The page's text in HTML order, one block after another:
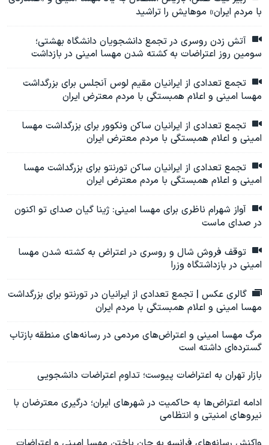
با مردم ایران» موهایش را تراشید
آتش زدن روسری در تجمع دانشجویان دانشگاه بهشتی؛
سومین روز اعتراضات به کشته شدن مهسا امینی در بازداشت
تجمع تعدادی از ایرانیان مقیم لوس آنجلس برای بزرگداشت
مهسا امینی و اعلام همبستگی با مردم معترض ایران
تجمع تعدادی از ایرانیان ساکن ونکوور برای بزرگداشت مهسا
امینی و اعلام همبستگی با مردم معترض ایران
تجمع تعدادی از ایرانیان ساکن تورنتو برای بزرگداشت مهسا
امینی و اعلام همبستگی با مردم معترض ایران
آواز شهرام ناظری برای مهسا امینی: ژینا گیان صدای تو اکنون
در صدای ماست
توقف فروش شال و روسری در اعتراض به کشته شدن مهسا
امینی در بازداشتگاه وزرا
گالری عکس | تجمع تعدادی از ایرانیان در تورنتو برای بزرگداشت
مهسا امینی و اعلام همبستگی با مردم ایران
مرگ مهسا امینی و اعتراض‌های مردمی در رسانه‌های منطقه بازتاب
گسترده‌ای داشته است
بازار تهران به اعتراضات پیوست؛ تداوم اعتراضات دانشجویی
ادامه اعتراض‌ها به حاکمیت در شهرهای ایران؛ درگیری معترضان با
نیروهای امنیتی و انتظامی